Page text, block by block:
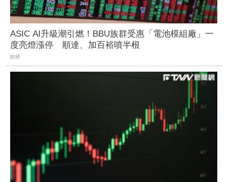
ASIC AI升級潮引燃！BBU族群受惠「電池模組廠」一
度亮燈漲停 順達、加百裕噴半根
財經